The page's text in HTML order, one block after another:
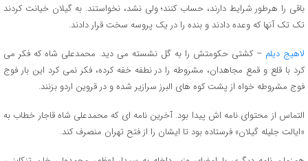
باقی را هرطور شرایط دارند، حساب کنند؛ ولی نشد، نخواستند. به گیلان خیانت کردند
تک تک آنها که وعده دادند و بنده را در یک پروسه سخت قرار دادند.
لاهیج دیلم – کشتی حکومتش را به گل نشسته می دید. محمدعلی شاه که فکر می
کرد با قلع و قمع مجاهدان، مشروطه را در نطفه خفه کرده، فکر نمی کرد این بار فوج
فوج مشروطه خواه از پشت کوه های البرز سرازیر شده و در قروین اردو بزنند.
التماس از محتوای نامه اش پیدا بود. آخرین نامه ای که محمدعلی شاه قاجار خطاب به
«ایالت جلیله گیلان» فرستاده بود تا ایشان را از فتح تهران منصرف کند.